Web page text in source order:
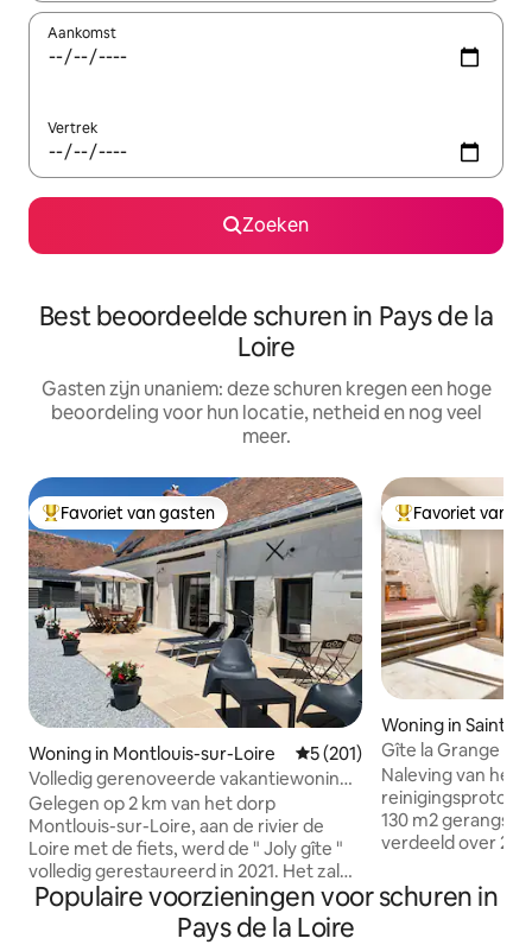
Aankomst
Vertrek
Zoeken
Best beoordeelde schuren in Pays de la
Loire
Gasten zijn unaniem: deze schuren kregen een hoge
beoordeling voor hun locatie, netheid en nog veel
meer.
Topfavoriet van gasten
Favoriet van gasten
Woning in Montlouis-sur-Loire Gemiddelde beoordeling
5 (201)
Volledig gerenoveerde vakantiewoning
in oude stallen
Gelegen op 2 km van het dorp
Montlouis-sur-Loire, aan de rivier de
Loire met de fiets, werd de " Joly gîte "
volledig gerestaureerd in 2021. Het zal
de ideale uitvalsbasis zijn voor het
ontdekken van de Touraine, de Loire, de
kastelen, de wijngaarden. U bevindt zich
Topfavoriet van
Favoriet van
Woning in Saint-
ugné
Gîte la Grange du
Naleving van het
reinigingsprotocol
130 m2
verdeeld over 2
zithoek. Apart
eigen
Populaire voorzieningen voor schuren in
Pays de la Loire